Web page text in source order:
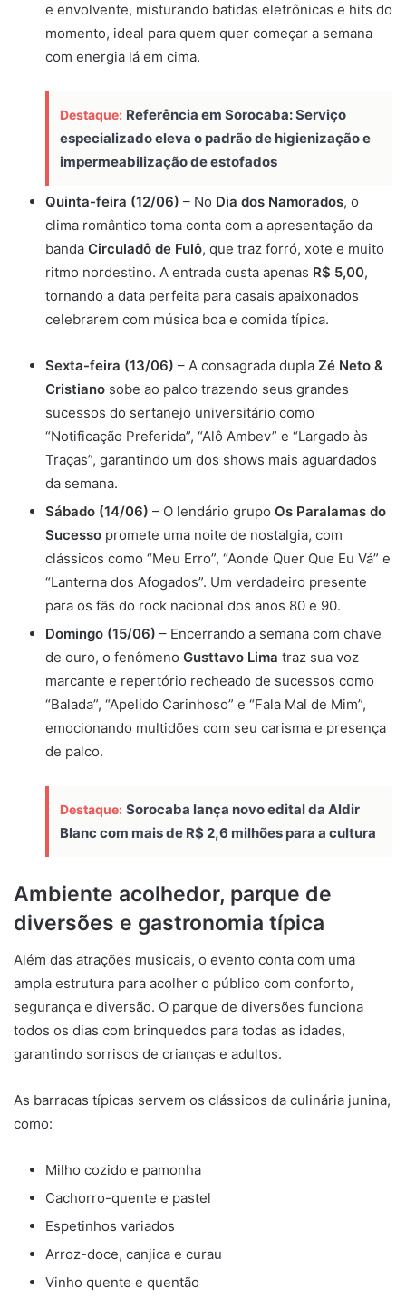
e envolvente, misturando batidas eletrônicas e hits do
momento, ideal para quem quer começar a semana
com energia lá em cima.
Destaque: Referência em Sorocaba: Serviço
especializado eleva o padrão de higienização e
impermeabilização de estofados
Quinta-feira (12/06) – No Dia dos Namorados, o
clima romântico toma conta com a apresentação da
banda Circuladô de Fulô, que traz forró, xote e muito
ritmo nordestino. A entrada custa apenas R$ 5,00,
tornando a data perfeita para casais apaixonados
celebrarem com música boa e comida típica.
Sexta-feira (13/06) – A consagrada dupla Zé Neto &
Cristiano sobe ao palco trazendo seus grandes
sucessos do sertanejo universitário como
“Notificação Preferida”, “Alô Ambev” e “Largado às
Traças”, garantindo um dos shows mais aguardados
da semana.
Sábado (14/06) – O lendário grupo Os Paralamas do
Sucesso promete uma noite de nostalgia, com
clássicos como “Meu Erro”, “Aonde Quer Que Eu Vá” e
“Lanterna dos Afogados”. Um verdadeiro presente
para os fãs do rock nacional dos anos 80 e 90.
Domingo (15/06) – Encerrando a semana com chave
de ouro, o fenômeno Gusttavo Lima traz sua voz
marcante e repertório recheado de sucessos como
“Balada”, “Apelido Carinhoso” e “Fala Mal de Mim”,
emocionando multidões com seu carisma e presença
de palco.
Destaque: Sorocaba lança novo edital da Aldir
Blanc com mais de R$ 2,6 milhões para a cultura
Ambiente acolhedor, parque de
diversões e gastronomia típica
Além das atrações musicais, o evento conta com uma
ampla estrutura para acolher o público com conforto,
segurança e diversão. O parque de diversões funciona
todos os dias com brinquedos para todas as idades,
garantindo sorrisos de crianças e adultos.
As barracas típicas servem os clássicos da culinária junina,
como:
Milho cozido e pamonha
Cachorro-quente e pastel
Espetinhos variados
Arroz-doce, canjica e curau
Vinho quente e quentão